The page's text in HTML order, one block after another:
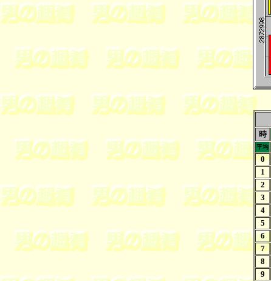
時
平均
0
1
2
3
4
5
6
7
8
9